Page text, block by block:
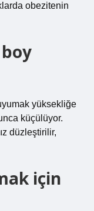
obezitenin
yüksekliğe
küçülüyor.
düzleştirilir,
için